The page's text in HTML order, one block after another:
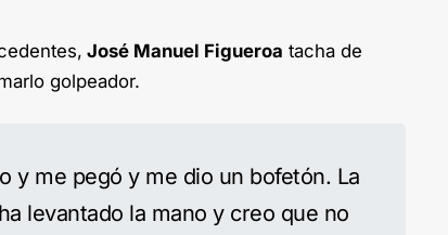
José Manuel Figueroa tacha de
golpeador.
y me pegó y me dio un bofetón. La
levantado la mano y creo que no